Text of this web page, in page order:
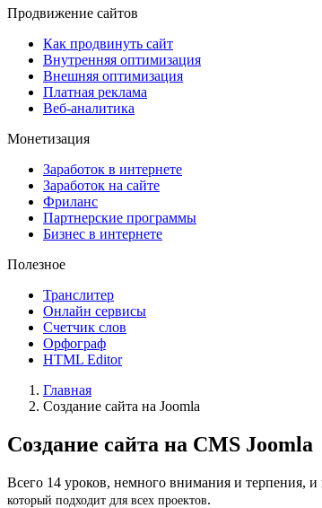
Продвижение сайтов
Как продвинуть сайт
Внутренняя оптимизация
Внешняя оптимизация
Платная реклама
Веб-аналитика
Монетизация
Заработок в интернете
Заработок на сайте
Фриланс
Партнерские программы
Бизнес в интернете
Полезное
Транслитер
Онлайн сервисы
Счетчик слов
Орфограф
HTML Editor
Главная
Создание сайта на Joomla
Создание сайта на CMS Joomla
Всего 14 уроков, немного внимания и терпения,
который подходит для всех проектов.